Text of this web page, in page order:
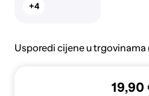
+4
Usporedi cijene u trgovinama
19,90